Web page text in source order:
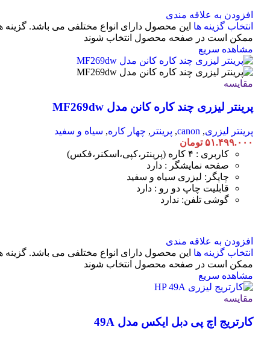
افزودن به علاقه مندی
انتخاب گزینه ها این محصول دارای انواع مختلفی می باشد. گزینه
ممکن است در صفحه محصول انتخاب شوند
مشاهده سریع
مقایسه
پرینتر لیزری چند کاره کانن مدل MF269dw
پرینتر لیزری,
canon
, پرینتر , چهار کاره, سیاه و سفید
۵۱.۴۹۹.۰۰۰ تومان
کاربری : ۴ کاره (پرینتر،کپی،اسکنر،فکس)
صفحه نمایشگر : دارد
چاپگر: لیزری سیاه و سفید
قابلیت چاپ دو رو : دارد
گوشی تلفن: ندارد
افزودن به علاقه مندی
انتخاب گزینه ها این محصول دارای انواع مختلفی می باشد. گزینه
ممکن است در صفحه محصول انتخاب شوند
مشاهده سریع
مقایسه
کارتریج اچ پی دبل ایکس مدل 49A